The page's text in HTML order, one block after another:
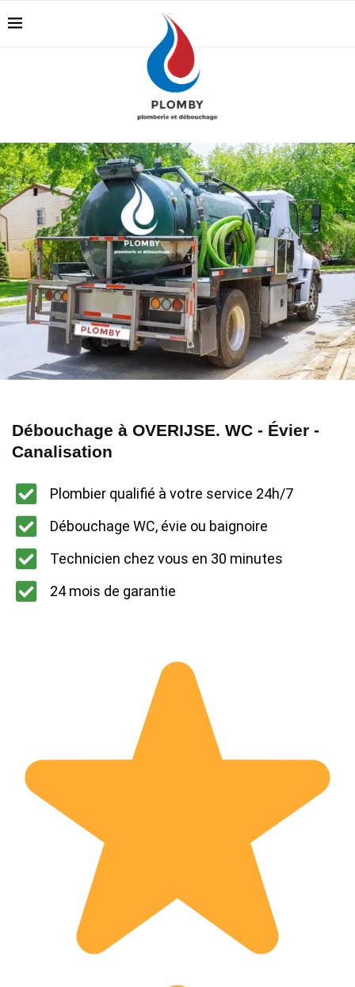
Débouchage à OVERIJSE. WC - Évier -
Canalisation
Plombier qualifié à votre service 24h/7
Débouchage WC, évie ou baignoire
Technicien chez vous en 30 minutes
24 mois de garantie